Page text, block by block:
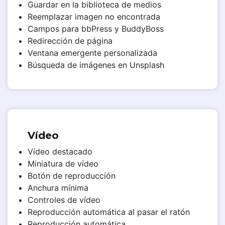
Guardar en la biblioteca de medios
Reemplazar imagen no encontrada
Campos para bbPress y BuddyBoss
Redirección de página
Ventana emergente personalizada
Búsqueda de imágenes en Unsplash
Vídeo
Vídeo destacado
Miniatura de vídeo
Botón de reproducción
Anchura mínima
Controles de vídeo
Reproducción automática al pasar el ratón